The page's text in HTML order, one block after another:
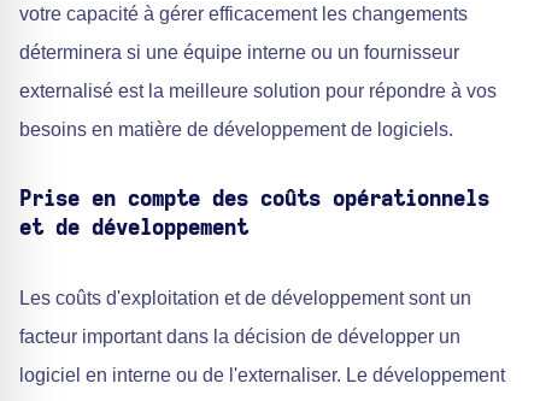
votre capacité à gérer efficacement les changements
déterminera si une équipe interne ou un fournisseur
externalisé est la meilleure solution pour répondre à vos
besoins en matière de développement de logiciels.
Prise en compte des coûts opérationnels
et de développement
Les coûts d'exploitation et de développement sont un
facteur important dans la décision de développer un
logiciel en interne ou de l'externaliser. Le développement